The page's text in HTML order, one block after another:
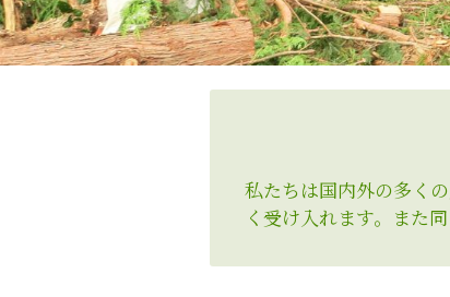
私たちは国内外の多く
く受け入れます。また